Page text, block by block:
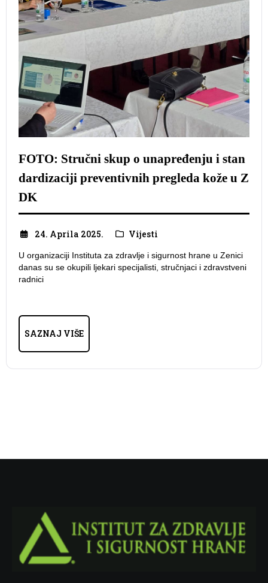
FOTO: Stručni skup o unapređenju i stan
dardizaciji preventivnih pregleda kože u Z
DK
24. Aprila 2025. Vijesti
U organizaciji Instituta za zdravlje i sigurnost hrane u Zenici
danas su se okupili ljekari specijalisti, stručnjaci i zdravstveni
radnici
SAZNAJ VIŠE